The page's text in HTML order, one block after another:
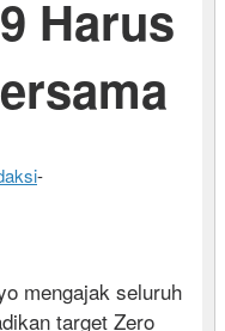
Harus
-
mengajak seluruh
target Zero